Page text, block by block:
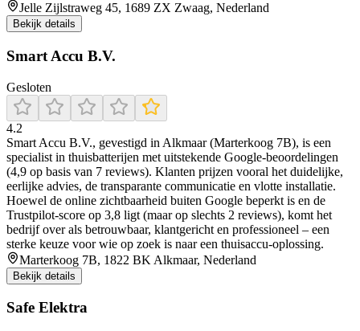
Jelle Zijlstraweg 45, 1689 ZX Zwaag, Nederland
Bekijk details
Smart Accu B.V.
Gesloten
4.2
Smart Accu B.V., gevestigd in Alkmaar (Marterkoog 7B), is een
specialist in thuisbatterijen met uitstekende Google-beoordelingen
(4,9 op basis van 7 reviews). Klanten prijzen vooral het duidelijke,
eerlijke advies, de transparante communicatie en vlotte installatie.
Hoewel de online zichtbaarheid buiten Google beperkt is en de
Trustpilot-score op 3,8 ligt (maar op slechts 2 reviews), komt het
bedrijf over als betrouwbaar, klantgericht en professioneel – een
sterke keuze voor wie op zoek is naar een thuisaccu-oplossing.
Marterkoog 7B, 1822 BK Alkmaar, Nederland
Bekijk details
Safe Elektra